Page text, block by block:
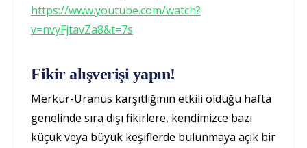
https://www.youtube.com/watch?
v=nvyFjtavZa8&t=7s
Fikir alışverişi yapın!
Merkür-Uranüs karşıtlığının etkili olduğu hafta
genelinde sıra dışı fikirlere, kendimizce bazı
küçük veya büyük keşiflerde bulunmaya açık bir